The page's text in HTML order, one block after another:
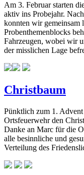
Am 3. Februar starten
aktiv ins Probejahr.
konnten wir gemeinsam
Probenthemenblocks
Fahrzeugen, wobei wir
der misslichen Lage
Christbaum
Pünktlich zum 1.
Ortsfeuerwehr den
Danke an Marc für die
alle besinnliche und
Verteilung des